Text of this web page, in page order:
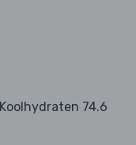
Koolhydraten 74.6